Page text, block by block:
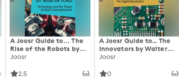
A Joosr Guide to… The
Rise of the Robots by
Martin Ford: Technology
Unemployment
Joosr
2.5
A Joosr Guide to... The
Innovators by Walter
Isaacson: How a Group
and Geeks Created the
Joosr
0